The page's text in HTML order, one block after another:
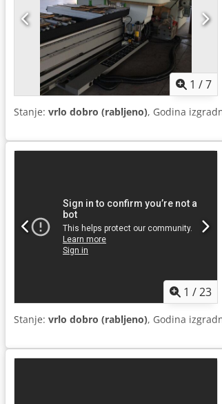
1 /7
Stanje: vrlo dobro (rabljeno), Godina
1 /23
Stanje: vrlo dobro (rabljeno), Godina